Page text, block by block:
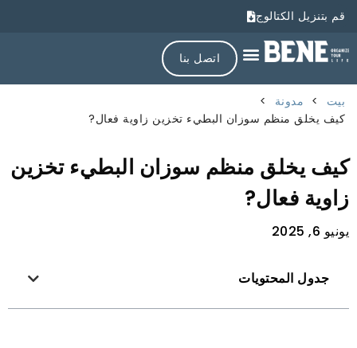
قم بتنزيل الكتالوج
اتصل بنا
بيت > مدونة
>
كيف يخلق منظم سوزان البطيء تخزين زاوية فعال?
كيف يخلق منظم سوزان البطيء تخزين
زاوية فعال?
يونيو 6, 2025
جدول المحتويات